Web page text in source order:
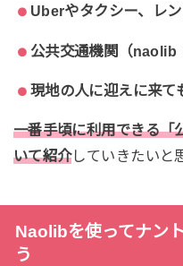
Uberやタクシー、レ
公共交通機関（naolib
現地の人に迎えに来て
一番手頃に利用できる「
いて紹介していきたいと
Naolibを使ってナン
う